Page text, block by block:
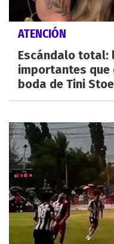
ATENCIÓN
Escándalo total:
importantes que
boda de Tini